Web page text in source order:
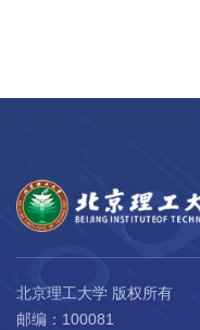
北京理工大学 版权所有
邮编：100081